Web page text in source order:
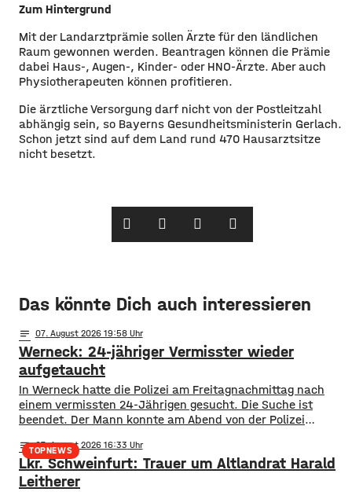
Zum Hintergrund
​Mit der Landarztprämie sollen Ärzte für den ländlichen
Raum gewonnen werden. Beantragen können die Prämie
dabei Haus-, Augen-, Kinder- oder HNO-Ärzte. Aber auch
Physiotherapeuten können profitieren.
​Die ärztliche Versorgung darf nicht von der Postleitzahl
abhängig sein, so Bayerns Gesundheitsministerin Gerlach.
Schon jetzt sind auf dem Land rund 470 Hausarztsitze
nicht besetzt. ​
Das könnte Dich auch interessieren
notes 07. August 2026 19:58
Werneck: 24-jähriger Vermisster wieder
aufgetaucht
In Werneck hatte die Polizei am Freitagnachmittag nach
einem vermissten 24-Jährigen gesucht. Die Suche ist
beendet. Der Mann konnte am Abend von der Polizei
gesorgt, da auch ein Polizeihubschrauber die Gegend rund
um Werneck abgesucht hatte.
TOPNEWS
notes 07. August 2026 16:33
Lkr. Schweinfurt: Trauer um Altlandrat Harald
Leitherer